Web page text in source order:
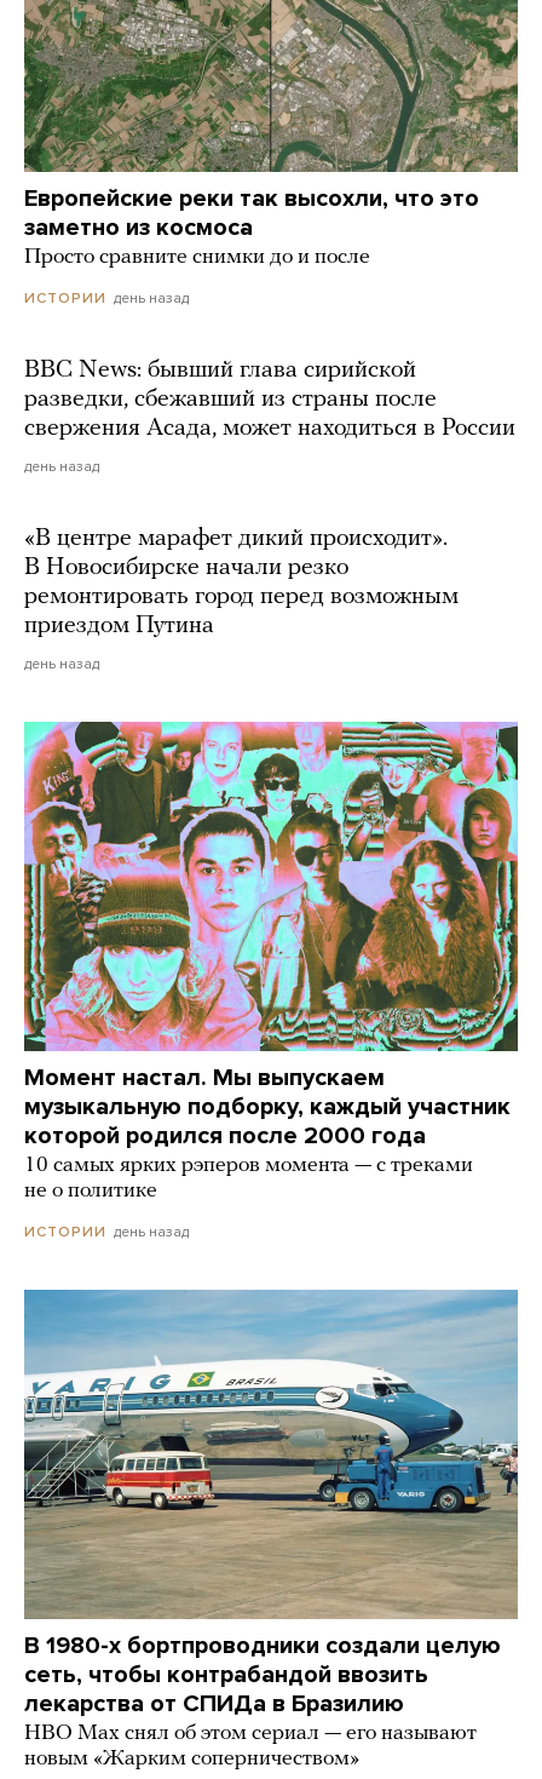
Европейские реки так высохли, что это
заметно из космоса
Просто сравните снимки до и после
ИСТОРИИ день назад
BBC News: бывший глава сирийской
разведки, сбежавший из страны после
свержения Асада, может находиться в России
день назад
«В центре марафет дикий происходит».
В Новосибирске начали резко
ремонтировать город перед возможным
приездом Путина
день назад
Момент настал. Мы выпускаем
музыкальную подборку, каждый участник
которой родился после 2000 года
10 самых ярких рэперов момента — с треками
не о политике
ИСТОРИИ день назад
В 1980-х бортпроводники создали целую
сеть, чтобы контрабандой ввозить
лекарства от СПИДа в Бразилию
HBO Max снял об этом сериал — его называют
новым «Жарким соперничеством»